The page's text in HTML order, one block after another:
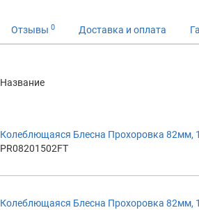
Отзывы 0 Доставка и оплата
Название
Колеблющаяся Блесна Прохоровка 82мм,
PR08201502FT
Колеблющаяся Блесна Прохоровка 82мм,